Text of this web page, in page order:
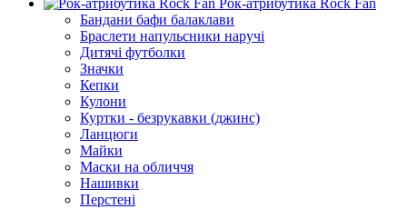
Рок-атрибутика Rock Fan
Бандани бафи балаклави
Браслети напульсники наручі
Дитячі футболки
Значки
Кепки
Кулони
Куртки - безрукавки (джинс)
Ланцюги
Майки
Маски на обличчя
Нашивки
Перстені